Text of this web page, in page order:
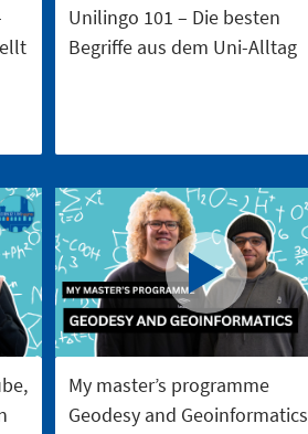
Unilingo 101 – Die besten
Begriffe aus dem Uni-Alltag
My master’s programme
Geodesy and Geoinformatics